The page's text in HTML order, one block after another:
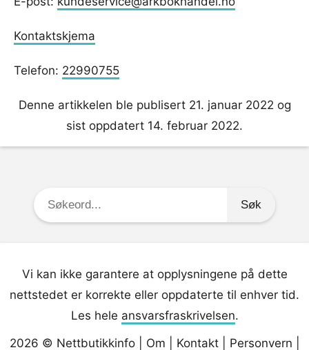
Kontaktskjema
Telefon: 22990755
Denne artikkelen ble publisert 21. januar 2022 og
sist oppdatert 14. februar 2022.
Søkeord:
Vi kan ikke garantere at opplysningene på dette
nettstedet er korrekte eller oppdaterte til enhver tid.
Les hele ansvarsfraskrivelsen.
2026 © Nettbutikkinfo| Om Kontakt| Personvern